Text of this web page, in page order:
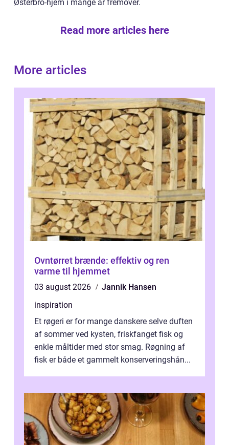
Østerbro-hjem i mange år fremover.
Read more articles here
More articles
Ovntørret brænde: effektiv og ren
varme til hjemmet
03 august 2026
Jannik Hansen
inspiration
Et røgeri er for mange danskere selve duften
af sommer ved kysten, friskfanget fisk og
enkle måltider med stor smag. Røgning af
fisk er både et gammelt konserveringshån...